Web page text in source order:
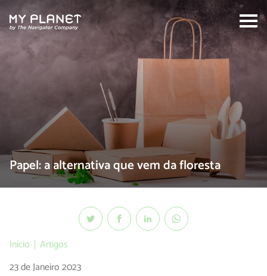
Search:
Papel: a alternativa que vem da floresta
Início
Artigos
23 de Janeiro 2023